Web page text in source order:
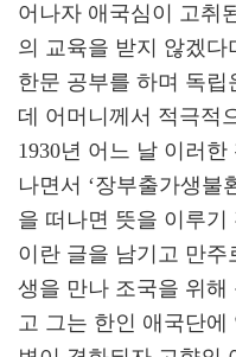
어나자 애국심이 고취
의 교육을 받지 않겠
한문 공부를 하며 독
데 어머니께서 적극적
1930년 어느 날 이러
나면서 ‘장부출가생불
을 떠나면 뜻을 이루기
이란 글을 남기고 만
생을 만나 조국을 위
고 그는 한인 애국단